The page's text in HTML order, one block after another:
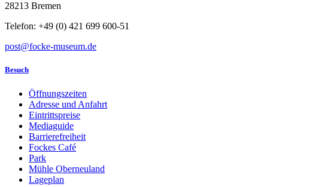
28213 Bremen
Telefon: +49 (0) 421 699 600-51
post@focke-museum.de
Besuch
Öffnungszeiten
Adresse und Anfahrt
Eintrittspreise
Mediaguide
Barrierefreiheit
Fockes Café
Park
Mühle Oberneuland
Lageplan